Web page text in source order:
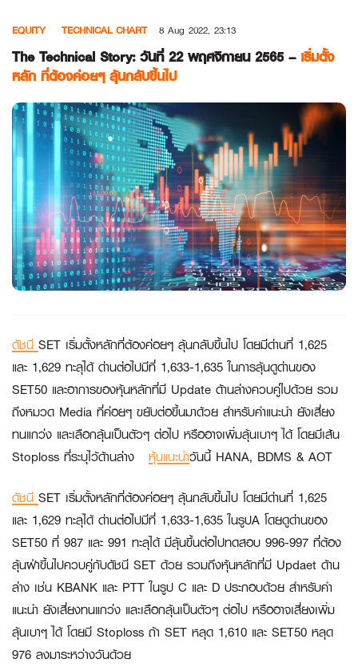
content
EQUITY TECHNICAL CHART 8 Aug 2022, 23:13
The Technical Story: วันที่ 22 พฤศจิกายน 2565 – เริ่มตั้ง
หลัก ที่ต้องค่อยๆ ลุ้นกลับขึ้นไป
ดัชนี SET เริ่มตั้งหลักที่ต้องค่อยๆ ลุ้นกลับขึ้นไป โดยมีด่านที่ 1,625
และ 1,629 ทะลุได้ ด่านต่อไปมีที่ 1,633-1,635 ในการลุ้นดูด่านของ
SET50 และอาการของหุ้นหลักที่มี Update ด้านล่างควบคู่ไปด้วย รวม
ถึงหมวด Media ที่ค่อยๆ ขยับต่อขึ้นมาด้วย สำหรับคำแนะนำ ยังเสี่ยง
ทนแกว่ง และเลือกลุ้นเป็นตัวๆ ต่อไป หรืออาจเพิ่มลุ้นเบาๆ ได้ โดยมีเส้น
Stoploss ที่ระบุไว้ด้านล่าง หุ้นแนะนำวันนี้ HANA, BDMS & AOT
ดัชนี SET เริ่มตั้งหลักที่ต้องค่อยๆ ลุ้นกลับขึ้นไป โดยมีด่านที่ 1,625
และ 1,629 ทะลุได้ ด่านต่อไปมีที่ 1,633-1,635 ในรูปA โดยดูด่านของ
SET50 ที่ 987 และ 991 ทะลุได้ มีลุ้นขึ้นต่อไปทดสอบ 996-997 ที่ต้อง
ลุ้นฝ่าขึ้นไปควบคู่กับดัชนี SET ด้วย รวมถึงหุ้นหลักที่มี Updaet ด้าน
ล่าง เช่น KBANK และ PTT ในรูป C และ D ประกอบด้วย สำหรับคำ
แนะนำ ยังเสี่ยงทนแกว่ง และเลือกลุ้นเป็นตัวๆ ต่อไป หรืออาจเสี่ยงเพิ่ม
ลุ้นเบาๆ ได้ โดยมี Stoploss ถ้า SET หลุด 1,610 และ SET50 หลุด
976 ลงมาระหว่างวันด้วย